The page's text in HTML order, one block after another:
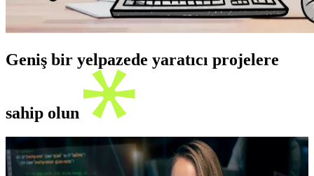
Geniş bir yelpazede yaratıcı projelere
sahip olun